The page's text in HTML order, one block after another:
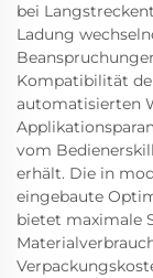
bei
Ladung
Kompatibilität
automatisierten
vom
erhält. Die in
eingebaute
bietet maximale